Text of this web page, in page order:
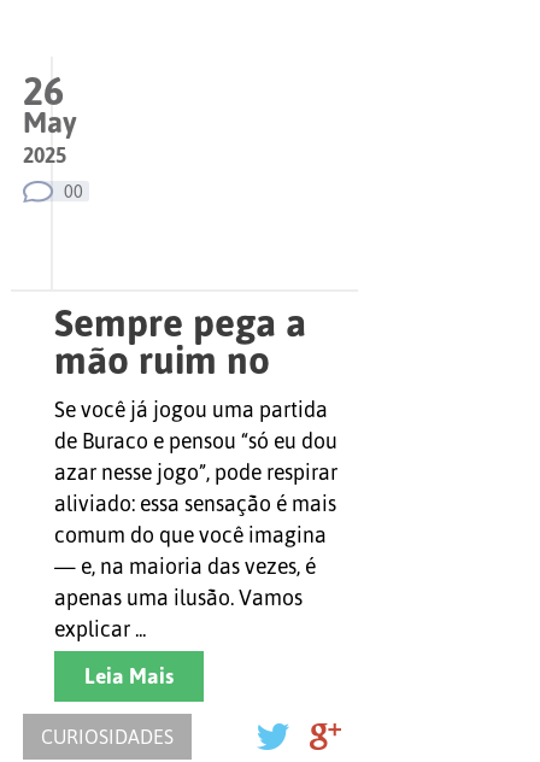
26
May
2025
00
Sempre pega a
mão ruim no
Buraco? A
matemática
explica o que
está
acontecendo
Se você já jogou uma partida
de Buraco e pensou “só eu dou
azar nesse jogo”, pode respirar
aliviado: essa sensação é mais
comum do que você imagina
— e, na maioria das vezes, é
apenas uma ilusão. Vamos
explicar ...
Leia Mais
CURIOSIDADES